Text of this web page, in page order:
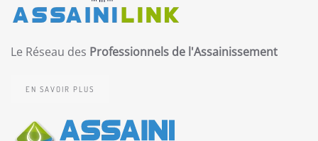
Le Réseau des Professionnels de l'Assainissement
EN SAVOIR PLUS